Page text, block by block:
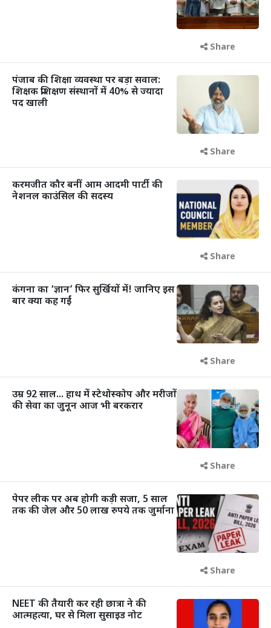
Share
पंजाब की शिक्षा व्यवस्था पर बड़ा सवाल:
शिक्षक प्रशिक्षण संस्थानों में 40% से ज्यादा
पद खाली
Share
करमजीत कौर बनीं आम आदमी पार्टी की
नेशनल काउंसिल की सदस्य
Share
कंगना का ‘ज्ञान’ फिर सुर्खियों में! जानिए इस
बार क्या कह गईं
Share
उम्र 92 साल... हाथ में स्टेथोस्कोप और मरीजों
की सेवा का जुनून आज भी बरकरार
Share
पेपर लीक पर अब होगी कड़ी सजा, 5 साल
तक की जेल और 50 लाख रुपये तक जुर्माना
Share
NEET की तैयारी कर रही छात्रा ने की
आत्महत्या, घर से मिला सुसाइड नोट